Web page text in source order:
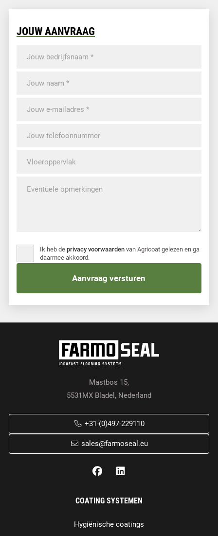
JOUW AANVRAAG
Ik heb de privacy voorwaarden van Agricoat gelezen en ga
daarmee akkoord.
Mastbos 15,
5531MX Bladel, Nederland
+31-(0)497-229110
sales@farmoseal.eu
COATING SYSTEMEN
Hygiënische coatings